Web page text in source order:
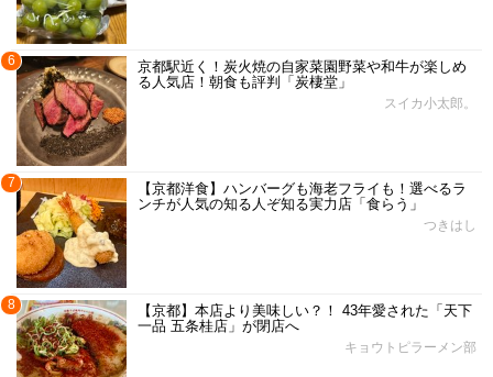
6
京都駅近く！炭火焼の自家菜園野菜や和牛が楽しめ
る人気店！朝食も評判「炭棲堂」
スイカ小太郎。
7
【京都洋食】ハンバーグも海老フライも！選べるラ
ンチが人気の知る人ぞ知る実力店「食らう」
つきはし
8
【京都】本店より美味しい？！ 43年愛された「天下
一品 五条桂店」が閉店へ
キョウトピラーメン部